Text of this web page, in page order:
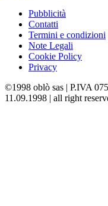
Pubblicità
Contatti
Termini e condizioni
Note Legali
Cookie Policy
Privacy
©1998 oblò sas | P.IVA
11.09.1998 | all right